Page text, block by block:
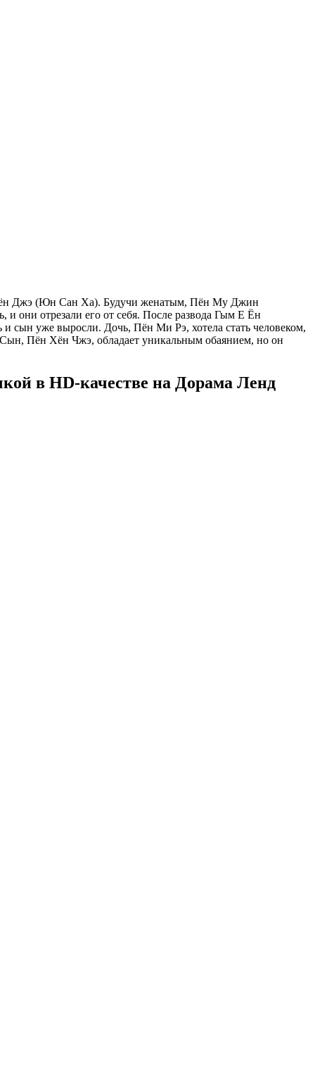
Джэ (Юн Сан Ха). Будучи женатым, Пён Му Джин
они отрезали его от себя. После развода Гым Е Ён
и сын уже выросли. Дочь, Пён Ми Рэ, хотела стать человеком,
Сын, Пён Хён Чжэ, обладает уникальным обаянием, но он
в HD-качестве на Дорама Ленд